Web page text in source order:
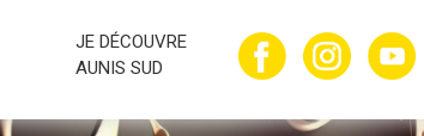
JE DÉCOUVRE
AUNIS SUD